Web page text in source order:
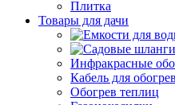
Плитка
Товары для дачи
Инфракрасные
Кабель для
Обогрев теплиц